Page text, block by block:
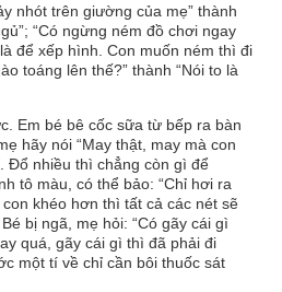
nhót trên giường của mẹ” thành
“Có ngừng ném đồ chơi ngay
để xếp hình. Con muốn ném thì đi
toáng lên thế?” thành “Nói to là
Em bé bê cốc sữa từ bếp ra bàn
hãy nói “May thật, may mà con
Đổ nhiều thì chẳng còn gì để
tô màu, có thể bảo: “Chỉ hơi ra
khéo hơn thì tất cả các nét sẽ
bị ngã, mẹ hỏi: “Có gãy cái gì
quá, gãy cái gì thì đã phải đi
một tí về chỉ cần bôi thuốc sát